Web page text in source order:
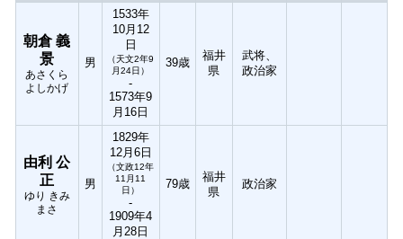
朝倉 義
景
あさくら
よしかげ
男
1533年
10月12
日
（天文2年9
月24日）
-
1573年9
月16日
39歳
福井
県
武将、
政治家
由利 公
正
ゆり きみ
まさ
男
1829年
12月6日
（文政12年
11月11
日）
-
1909年4
月28日
79歳
福井
県
政治家